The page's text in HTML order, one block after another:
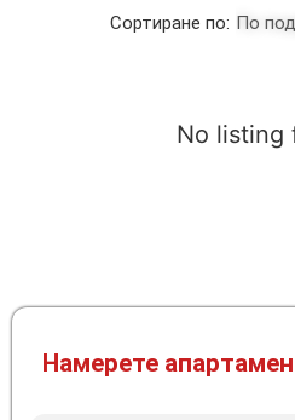
Сортиране по: По
No listing
Намерете